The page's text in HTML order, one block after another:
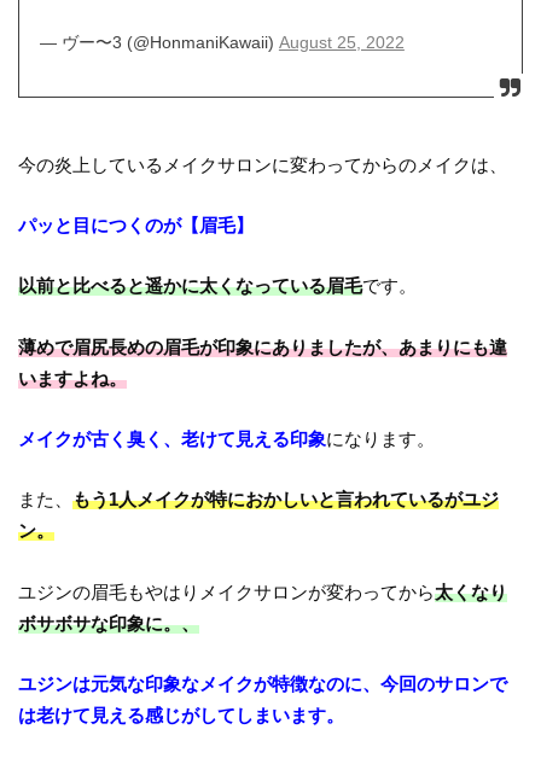
— ヴー〜3 (@HonmaniKawaii) August 25, 2022
今の炎上しているメイクサロンに変わってからのメイクは、
パッと目につくのが【眉毛】
以前と比べると遥かに太くなっている眉毛です。
薄めで眉尻長めの眉毛が印象にありましたが、あまりにも違
いますよね。
メイクが古く臭く、老けて見える印象になります。
また、もう1人メイクが特におかしいと言われているがユジ
ン。
ユジンの眉毛もやはりメイクサロンが変わってから太くなり
ボサボサな印象に。、
ユジンは元気な印象なメイクが特徴なのに、今回のサロンで
は老けて見える感じがしてしまいます。